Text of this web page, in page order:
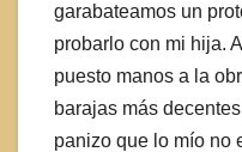
garabateamos un
probarlo con mi hija.
puesto manos a la
barajas más
panizo que lo mío no